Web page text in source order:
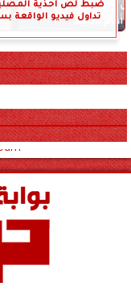
ضبط لص أحذية
تداول فيديو الواقعة